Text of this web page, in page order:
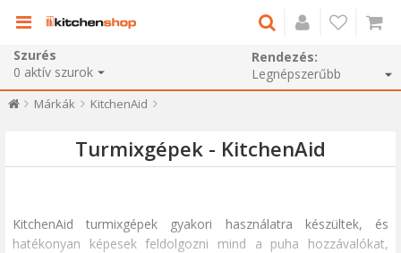
Szurés
0 aktív szurok
Rendezés:
Márkák KitchenAid
Turmixgépek - KitchenAid
KitchenAid turmixgépek gyakori használatra készültek, és
hatékonyan képesek feldolgozni mind a puha hozzávalókat,